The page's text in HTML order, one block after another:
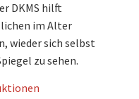
DKMS hilft
im Alter
wieder sich selbst
zu sehen.